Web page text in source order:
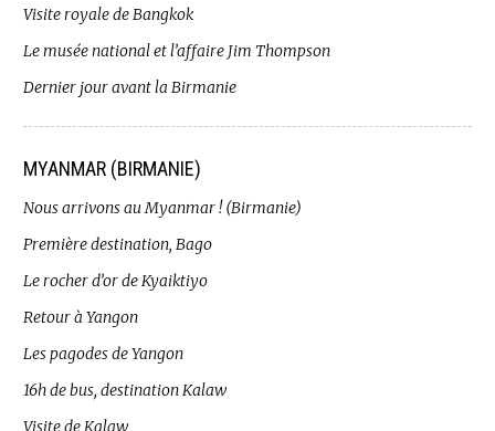
Visite royale de Bangkok
Le musée national et l’affaire Jim Thompson
Dernier jour avant la Birmanie
MYANMAR (BIRMANIE)
Nous arrivons au Myanmar ! (Birmanie)
Première destination, Bago
Le rocher d’or de Kyaiktiyo
Retour à Yangon
Les pagodes de Yangon
16h de bus, destination Kalaw
Visite de Kalaw